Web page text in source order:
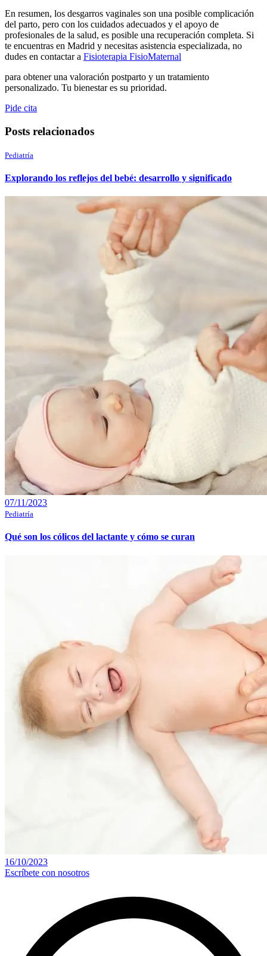
En resumen, los desgarros vaginales son una posible complicación
del parto, pero con los cuidados adecuados y el apoyo de
profesionales de la salud, es posible una recuperación completa. Si
te encuentras en Madrid y necesitas asistencia especializada, no
dudes en contactar a Fisioterapia FisioMaternal
para obtener una valoración postparto y un tratamiento
personalizado. Tu bienestar es su prioridad.
Pide cita
Posts relacionados
Pediatría
Explorando los reflejos del bebé: desarrollo y significado
07/11/2023
Pediatría
Qué son los cólicos del lactante y cómo se curan
16/10/2023
Escríbete con nosotros